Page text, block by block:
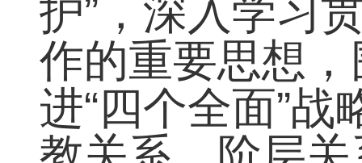
护”，深入学习
作的重要思想
进“四个全面”战